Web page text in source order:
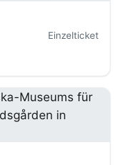
Einzelticket